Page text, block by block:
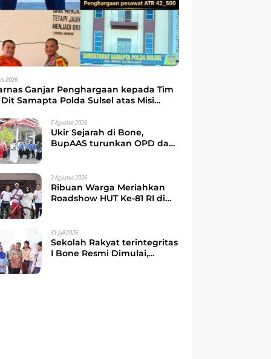
2026
Ganjar Penghargaan kepada Tim
Dit Samapta Polda Sulsel atas Misi
5 Agustus 2026
Ukir Sejarah di Bone,
BupAAS turunkan OPD dan
3 Agustus 2026
Ribuan Warga Meriahkan
Roadshow HUT Ke-81 RI di
Kebersamaan dan
Semangat Membangun
Daerah
31 Juli 2026
Sekolah Rakyat terintegritas
I Bone Resmi Dimulai,